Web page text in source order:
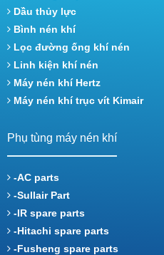
Dầu thủy lực
Bình nén khí
Lọc đường ống khí nén
Linh kiện khí nén
Máy nén khí Hertz
Máy nén khí trục vít Kimair
Phụ tùng máy nén khí
-AC parts
-Sullair Part
-IR spare parts
-Hitachi spare parts
-Fusheng spare parts